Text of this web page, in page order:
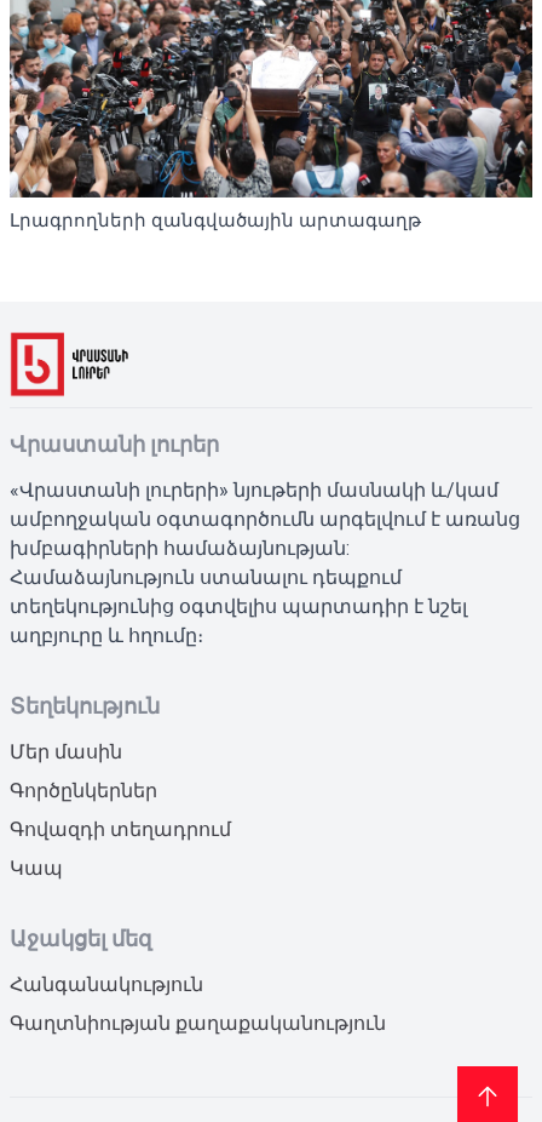
Լրագրողների զանգվածային արտագաղթ
Վրաստանի լուրեր
«Վրաստանի լուրերի» նյութերի մասնակի և/կամ
ամբողջական օգտագործումն արգելվում է առանց
խմբագիրների համաձայնության:
Համաձայնություն ստանալու դեպքում
տեղեկությունից օգտվելիս պարտադիր է նշել
աղբյուրը և հղումը։
Տեղեկություն
Մեր մասին
Գործընկերներ
Գովազդի տեղադրում
Կապ
Աջակցել մեզ
Հանգանակություն
Գաղտնիության քաղաքականություն